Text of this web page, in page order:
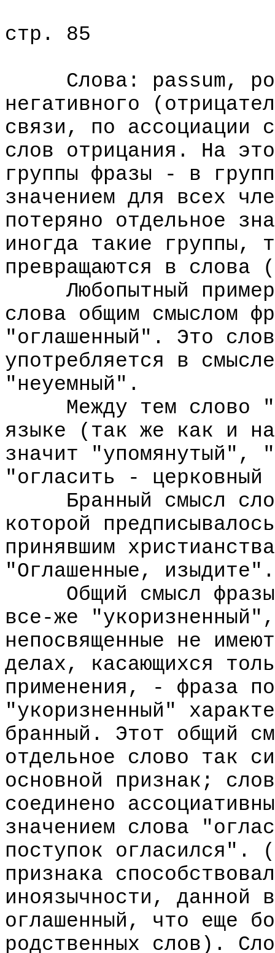
стр. 85
Слова: passum,
негативного
связи, по ассоциации
слов отрицания. На
группы фразы - в
значением для всех
потеряно отдельное
иногда такие группы,
превращаются в
Любопытный пример
слова общим смыслом
"оглашенный". Это
употребляется в
"неуемный".
Между тем слово
языке (так же как и
значит "упомянутый",
"огласить -
Бранный смысл
которой
принявшим
"Оглашенные, изыдите".
Общий смысл
все-же
непосвященные не
делах, касающихся
применения, - фраза
"укоризненный"
бранный. Этот общий
отдельное слово так
основной признак;
соединено
значением слова
поступок огласился".
признака
иноязычности, данной
оглашенный, что еще
родственных слов).